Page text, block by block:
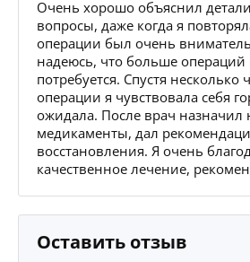
Очень хорошо объяснил
вопросы, даже когда я
операции был очень
надеюсь, что больше
потребуется. Спустя несколько
операции я чувствовала себя
ожидала. После врач
медикаменты, дал
восстановления. Я очень
качественное лечение,
Оставить отзыв